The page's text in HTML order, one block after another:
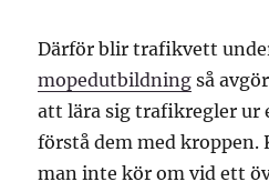
Därför blir trafikvett
mopedutbildning så
att lära sig trafikregler ur
förstå dem med kroppen.
man inte kör om vid ett